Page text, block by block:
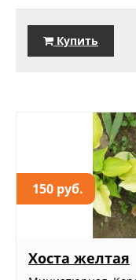
Купить
150 руб.
Хоста желтая